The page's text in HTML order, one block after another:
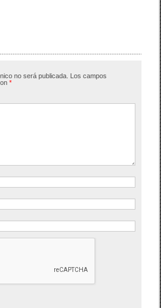
no será publicada. Los campos
*